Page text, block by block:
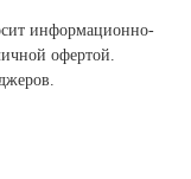
информационно-
офертой.